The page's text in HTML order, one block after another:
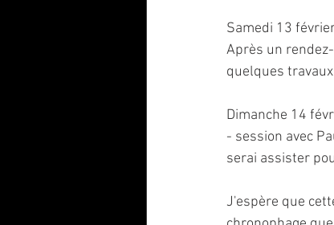
Samedi 13
Après un
quelques
Dimanche 14
- session avec
serai assister
J'espère que